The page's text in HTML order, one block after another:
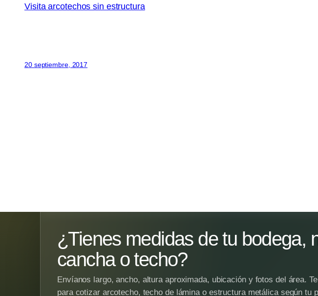
Visita arcotechos sin estructura
20 septiembre, 2017
¿Tienes medidas de tu bodega,
cancha o techo?
Envíanos largo, ancho, altura aproximada, ubicación y fotos del área.
para cotizar arcotecho, techo de lámina o estructura metálica según tu